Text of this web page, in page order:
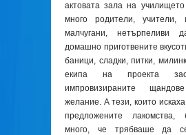
актовата зала на
много родители,
малчугани, нетърпеливи
домашно приготвените
баници, сладки, питки,
екипа на проекта
импровизираните
желание. А тези, които
предложените лакомства,
много, че трябваше да